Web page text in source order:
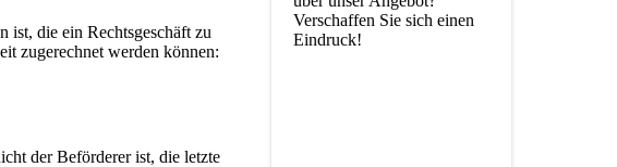
ist, die ein Rechtsgeschäft zu
zugerechnet werden können:
der Beförderer ist, die letzte
Verschaffen Sie sich einen
Eindruck!